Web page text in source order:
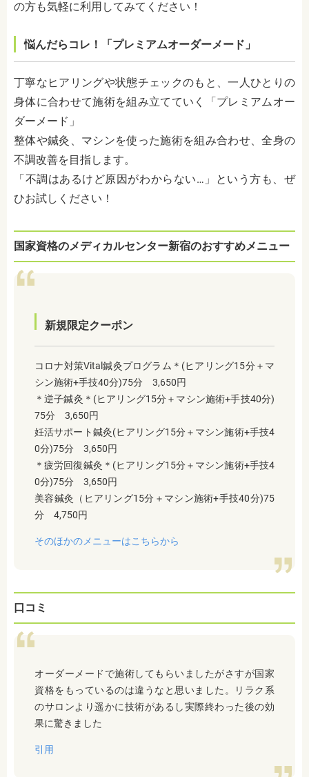
の方も気軽に利用してみてください！
悩んだらコレ！「プレミアムオーダーメード」
丁寧なヒアリングや状態チェックのもと、一人ひとりの
身体に合わせて施術を組み立てていく「プレミアムオー
ダーメード」
整体や鍼灸、マシンを使った施術を組み合わせ、全身の
不調改善を目指します。
「不調はあるけど原因がわからない…」という方も、ぜ
ひお試しください！
国家資格のメディカルセンター新宿のおすすめメニュー
新規限定クーポン
コロナ対策Vital鍼灸プログラム＊(ヒアリング15分＋マ
シン施術+手技40分)75分 3,650円
＊逆子鍼灸＊(ヒアリング15分＋マシン施術+手技40分)
75分 3,650円
妊活サポート鍼灸(ヒアリング15分＋マシン施術+手技4
0分)75分 3,650円
＊疲労回復鍼灸＊(ヒアリング15分＋マシン施術+手技4
0分)75分 3,650円
美容鍼灸（ヒアリング15分＋マシン施術+手技40分)75
分 4,750円
そのほかのメニューはこちらから
口コミ
オーダーメードで施術してもらいましたがさすが国家
資格をもっているのは違うなと思いました。リラク系
のサロンより遥かに技術があるし実際終わった後の効
果に驚きました
引用